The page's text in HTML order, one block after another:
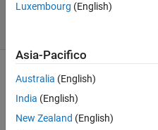
Visualizzazioni
Luxembourg (English)
Asia-Pacifico
Australia (English)
India (English)
New Zealand (English)